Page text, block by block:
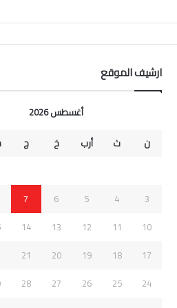
ارشيف الموقع
أغسطس 2026
ن
ث أرب خ ج
3
4
5
6
7
10
11
12
13
14
17
18
19
20
21
24
25
26
27
28